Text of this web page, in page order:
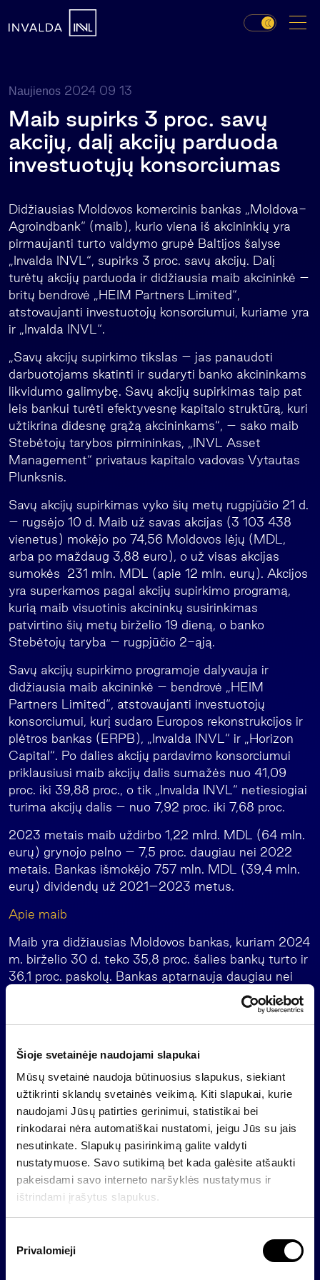
Šioje svetainėje naudojami slapukai
Mūsų svetainė naudoja būtinuosius slapukus, siekiant
užtikrinti sklandų svetainės veikimą. Kiti slapukai, kurie
naudojami Jūsų patirties gerinimui, statistikai bei
rinkodarai nėra automatiškai nustatomi, jeigu Jūs su jais
nesutinkate. Slapukų pasirinkimą galite valdyti
nustatymuose. Savo sutikimą bet kada galėsite atšaukti
pakeisdami savo interneto naršyklės nustatymus ir
ištrindami įrašytus slapukus.
Privalomieji
Naujienos 2024 09 13
Maib supirks 3 proc. savų
akcijų, dalį akcijų parduoda
investuotųjų konsorciumas
Didžiausias Moldovos komercinis bankas „Moldova-
Agroindbank“ (maib), kurio viena iš akcininkių yra
pirmaujanti turto valdymo grupė Baltijos šalyse
„Invalda INVL“, supirks 3 proc. savų akcijų. Dalį
turėtų akcijų parduoda ir didžiausia maib akcininkė –
britų bendrovė „HEIM Partners Limited“,
atstovaujanti investuotojų konsorciumui, kuriame yra
ir „Invalda INVL“.
„Savų akcijų supirkimo tikslas – jas panaudoti
darbuotojams skatinti ir sudaryti banko akcininkams
likvidumo galimybę. Savų akcijų supirkimas taip pat
leis bankui turėti efektyvesnę kapitalo struktūrą, kuri
užtikrina didesnę grąžą akcininkams“, – sako maib
Stebėtojų tarybos pirmininkas, „INVL Asset
Management“ privataus kapitalo vadovas Vytautas
Plunksnis.
Savų akcijų supirkimas vyko šių metų rugpjūčio 21 d.
– rugsėjo 10 d. Maib už savas akcijas (3 103 438
vienetus) mokėjo po 74,56 Moldovos lėjų (MDL,
arba po maždaug 3,88 euro), o už visas akcijas
sumokės 231 mln. MDL (apie 12 mln. eurų). Akcijos
yra superkamos pagal akcijų supirkimo programą,
kurią maib visuotinis akcininkų susirinkimas
patvirtino šių metų birželio 19 dieną, o banko
Stebėtojų taryba – rugpjūčio 2-ąją.
Savų akcijų supirkimo programoje dalyvauja ir
didžiausia maib akcininkė – bendrovė „HEIM
Partners Limited“, atstovaujanti investuotojų
konsorciumui, kurį sudaro Europos rekonstrukcijos ir
plėtros bankas (ERPB), „Invalda INVL“ ir „Horizon
Capital“. Po dalies akcijų pardavimo konsorciumui
priklausiusi maib akcijų dalis sumažės nuo 41,09
proc. iki 39,88 proc., o tik „Invalda INVL“ netiesiogiai
turima akcijų dalis – nuo 7,92 proc. iki 7,68 proc.
2023 metais maib uždirbo 1,22 mlrd. MDL (64 mln.
eurų) grynojo pelno – 7,5 proc. daugiau nei 2022
metais. Bankas išmokėjo 757 mln. MDL (39,4 mln.
eurų) dividendų už 2021–2023 metus.
Apie maib
Maib yra didžiausias Moldovos bankas, kuriam 2024
m. birželio 30 d. teko 35,8 proc. šalies bankų turto ir
36,1 proc. paskolų. Bankas aptarnauja daugiau nei
trečdalį Moldovos gyventojų ir yra vienas didžiausių
šalies darbdavių. Jis pasižymi aukštu kapitalizacijos
lygiu – 2024 m. birželio 30 d. kapitalo
pakankamumo rodiklis buvo 22,2 procento. Maib yra
pripažintas dėl klientų aptarnavimo kokybės ir
produktų inovacijų.
Nuo 2018 m. didžiausias maib akcininkas yra
investuotojų konsorciumas, kurį sudaro Europos
rekonstrukcijos ir plėtros bankas, pirmaujanti turto
valdymo grupė Baltijos šalyse „Invalda INVL“ ir į
besivystančią Europą orientuota privataus kapitalo
fondų valdytoja „Horizon Capital“.
Apie „Invalda INVL“ grupę
„Invalda INVL“ yra pirmaujanti turto valdymo grupė
Baltijos šalyse, veikianti daugiau kaip 30 metų.